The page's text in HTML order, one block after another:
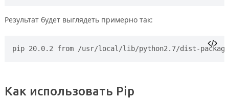
Результат будет выглядеть примерно так:
pip 20.0.2 from /usr/local/lib/python2.7/dist-
Как использовать Pip